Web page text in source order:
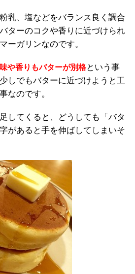
乳、塩などをバランス良く調合
ターのコクや香りに近づけられ
ーガリンなのです。
味や香りもバターが別格という事
しでもバターに近づけようと工
なのです。
してくると、どうしても「バタ
があると手を伸ばしてしまいそ